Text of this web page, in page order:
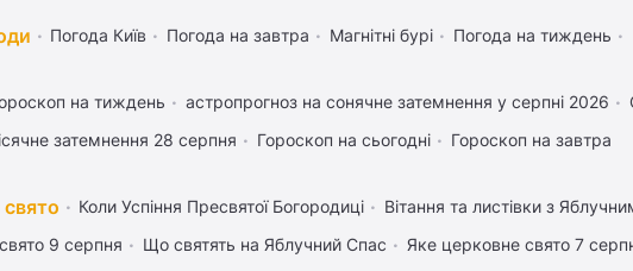
Погода Київ Погода на завтра Магнітні бурі Погода на тиждень
на тиждень астропрогноз на сонячне затемнення у серпні 2026
затемнення 28 серпня
Гороскоп на сьогодні Гороскоп на завтра
свято Коли Успіння Пресвятої Богородиці
Вітання та листівки з
9 серпня
Що святять на Яблучний Спас
Яке церковне свято 7